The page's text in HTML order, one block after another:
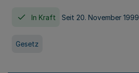
In Kraft Seit 20. November 1999
Gesetz